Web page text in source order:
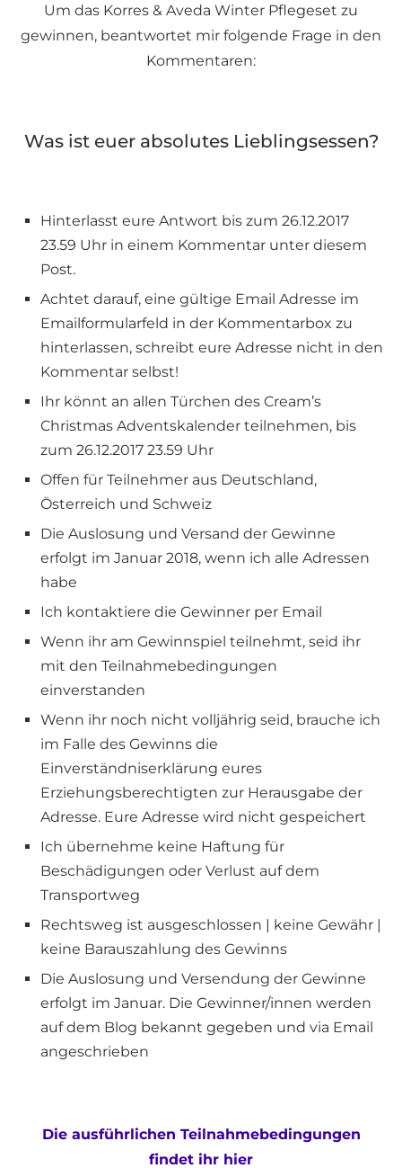
Um das Korres & Aveda Winter Pflegeset zu
gewinnen, beantwortet mir folgende Frage in den
Kommentaren:
Was ist euer absolutes Lieblingsessen?
Hinterlasst eure Antwort bis zum 26.12.2017
23.59 Uhr in einem Kommentar unter diesem
Post.
Achtet darauf, eine gültige Email Adresse im
Emailformularfeld in der Kommentarbox zu
hinterlassen, schreibt eure Adresse nicht in den
Kommentar selbst!
Ihr könnt an allen Türchen des Cream’s
Christmas Adventskalender teilnehmen, bis
zum 26.12.2017 23.59 Uhr
Offen für Teilnehmer aus Deutschland,
Österreich und Schweiz
Die Auslosung und Versand der Gewinne
erfolgt im Januar 2018, wenn ich alle Adressen
habe
Ich kontaktiere die Gewinner per Email
Wenn ihr am Gewinnspiel teilnehmt, seid ihr
mit den Teilnahmebedingungen
einverstanden
Wenn ihr noch nicht volljährig seid, brauche ich
im Falle des Gewinns die
Einverständniserklärung eures
Erziehungsberechtigten zur Herausgabe der
Adresse. Eure Adresse wird nicht gespeichert
Ich übernehme keine Haftung für
Beschädigungen oder Verlust auf dem
Transportweg
Rechtsweg ist ausgeschlossen | keine Gewähr |
keine Barauszahlung des Gewinns
Die Auslosung und Versendung der Gewinne
erfolgt im Januar. Die Gewinner/innen werden
auf dem Blog bekannt gegeben und via Email
angeschrieben
Die ausführlichen Teilnahmebedingungen
findet ihr hier